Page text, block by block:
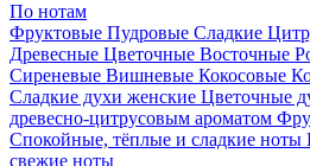
По нотам
Фруктовые Пудровые Сладкие
Древесные Цветочные Восточные
Сиреневые Вишневые Кокосовые
Сладкие духи женские Цветочные
древесно-цитрусовым ароматом
Спокойные, тёплые и сладкие ноты
свежие ноты